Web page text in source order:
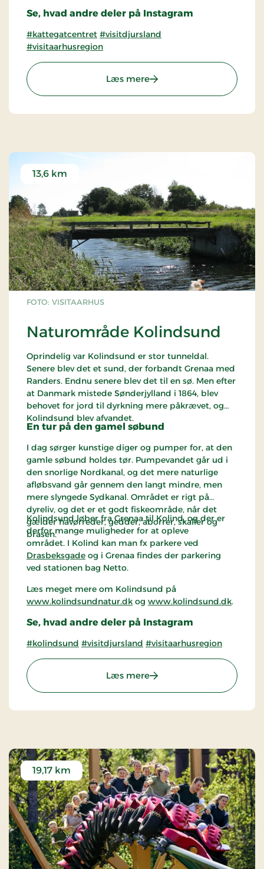
Se, hvad andre deler på Instagram
#kattegatcentret #visitdjursland
#visitaarhusregion
Læs mere: Kattegatcentret - et hav
FOTO: VISITAARHUS
Naturområde Kolindsund
13,6 km
Oprindelig var Kolindsund er stor tunneldal.
Senere blev det et sund, der forbandt Grenaa med
Randers. Endnu senere blev det til en sø. Men efter
at Danmark mistede Sønderjylland i 1864, blev
behovet for jord til dyrkning mere påkrævet, og
Kolindsund blev afvandet.
En tur på den gamel søbund
I dag sørger kunstige diger og pumper for, at den
gamle søbund holdes tør. Pumpevandet går ud i
den snorlige Nordkanal, og det mere naturlige
afløbsvand går gennem den langt mindre, men
mere slyngede Sydkanal. Området er rigt på
dyreliv, og det er et godt fiskeområde, når det
gælder havørreder, gedder, aborrer, skaller og
brasen.
Kolindsund løber fra Grenaa til Kolind, og der er
derfor mange muligheder for at opleve
området. I Kolind kan man fx parkere ved
Drasbeksgade og i Grenaa findes der parkering
ved stationen bag Netto.
Læs meget mere om Kolindsund på
www.kolindsundnatur.dk og www.kolindsund.dk.
Se, hvad andre deler på Instagram
#kolindsund #visitdjursland #visitaarhusregion
Læs mere: Naturområde
19,17 km